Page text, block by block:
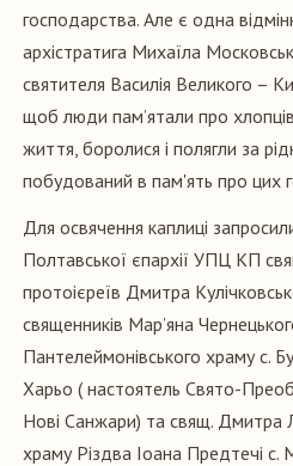
господарства. Але є одна
архістратига Михаїла
святителя Василія Великого –
щоб люди пам’ятали про
життя, боролися і полягли за
побудований в пам'ять про цих
Для освячення каплиці
Полтавської єпархії УПЦ КП
протоієреїв Дмитра
священників Мар’яна
Пантелеймонівського храму с.
Харьо ( настоятель Свято-
Нові Санжари) та свящ. Дмитра
храму Різдва Іоана Предтечі с.